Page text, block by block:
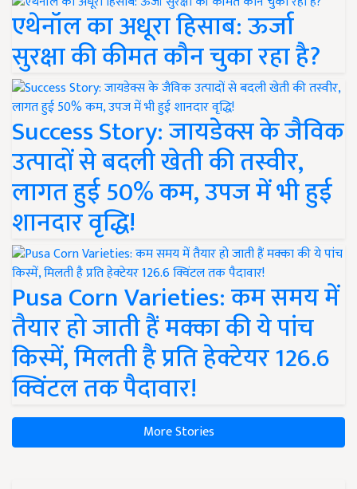
एथेनॉल का अधूरा हिसाब: ऊर्जा
सुरक्षा की कीमत कौन चुका रहा है?
Success Story: जायडेक्स के जैविक
उत्पादों से बदली खेती की तस्वीर,
लागत हुई 50% कम, उपज में भी हुई
शानदार वृद्धि!
Pusa Corn Varieties: कम समय में
तैयार हो जाती हैं मक्का की ये पांच
किस्में, मिलती है प्रति हेक्टेयर 126.6
क्विंटल तक पैदावार!
More Stories